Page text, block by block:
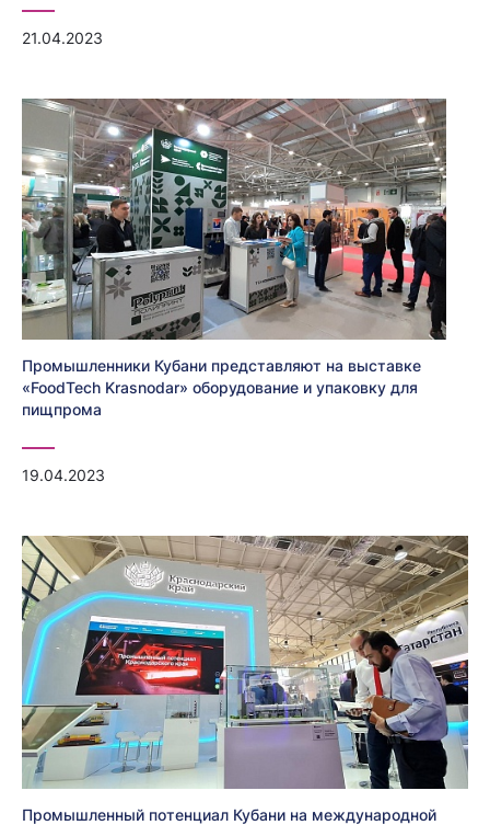
21.04.2023
Промышленники Кубани представляют на выставке
«FoodTech Krasnodar» оборудование и упаковку для
пищпрома
19.04.2023
Промышленный потенциал Кубани на международной